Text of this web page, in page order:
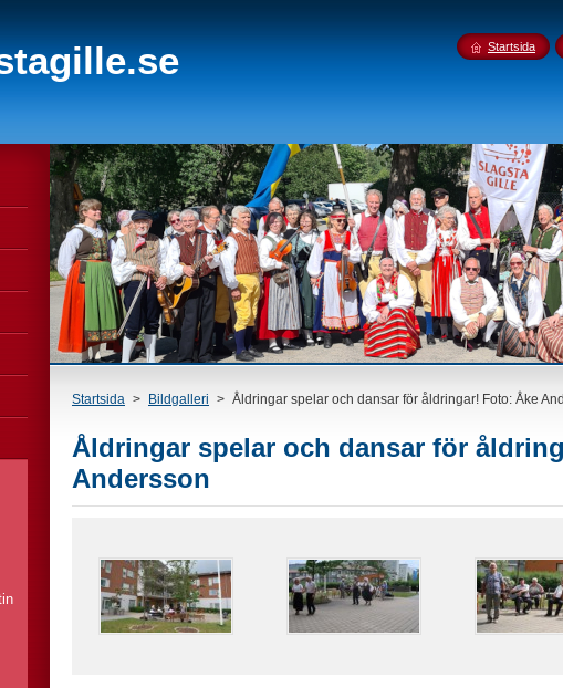
Startsida > Bildgalleri > Åldringar spelar och dansar för åldringar! Foto: Åke
Åldringar spelar och dansar för
Andersson
Startsida